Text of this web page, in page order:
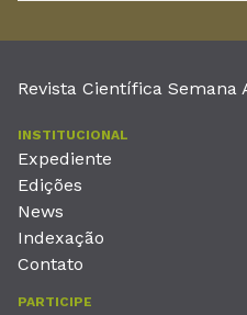
Revista Científica Semana
INSTITUCIONAL
Expediente
Edições
News
Indexação
Contato
PARTICIPE